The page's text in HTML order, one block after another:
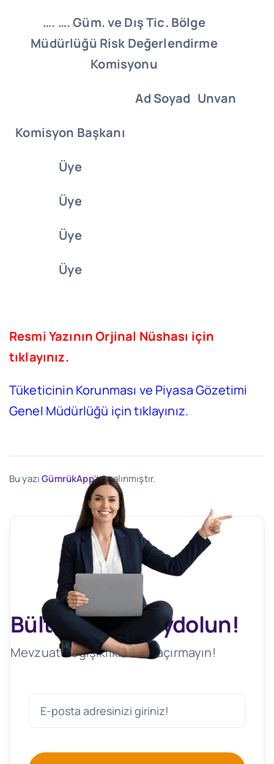
…. …. Güm. ve Dış Tic. Bölge
Müdürlüğü Risk Değerlendirme
Komisyonu
Ad Soyad Unvan
Komisyon Başkanı
Üye
Üye
Üye
Üye
Resmi Yazının Orjinal Nüshası için
tıklayınız.
Tüketicinin Korunması ve Piyasa Gözetimi
Genel Müdürlüğü için tıklayınız.
Bu yazıGümrükApp'ten alınmıştır.
Bültenimize Kaydolun!
Mevzuat Değişikliklerini Kaçırmayın!